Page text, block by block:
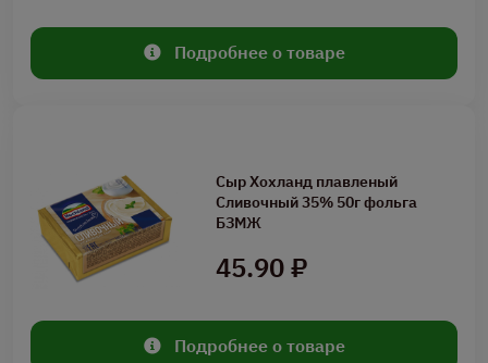
Подробнее о товаре
Сыр Хохланд плавленый
Сливочный 35% 50г фольга
БЗМЖ
45.90 ₽
Подробнее о товаре